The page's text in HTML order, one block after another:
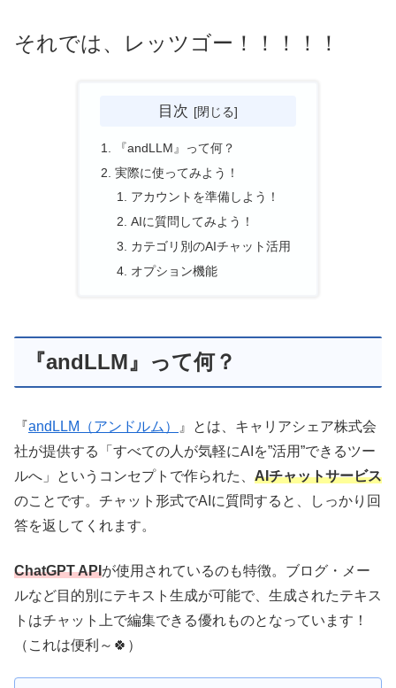
それでは、レッツゴー！！！！！
目次
『andLLM』って何？
実際に使ってみよう！
アカウントを準備しよう！
AIに質問してみよう！
カテゴリ別のAIチャット活用
オプション機能
『andLLM』って何？
『andLLM（アンドルム）
』とは、キャリアシェア株式会
社が提供する「すべての人が気軽にAIを”活用”できるツー
ルへ」というコンセプトで作られた、 AIチャットサービス
のことです。チャット形式でAIに質問すると、しっかり回
答を返してくれます。
ChatGPT APIが使用されているのも特徴。ブログ・メー
ルなど目的別にテキスト生成が可能で、生成されたテキス
トはチャット上で編集できる優れものとなっています！
（これは便利～🍀）